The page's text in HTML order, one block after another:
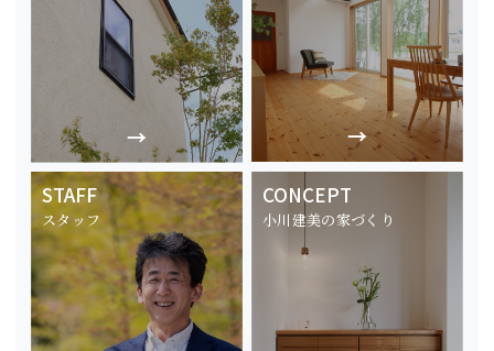
STAFF
スタッフ
CONCEPT
小川建美の家づくり